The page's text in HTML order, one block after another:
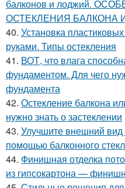
балконов и лоджий.
ОСТЕКЛЕНИЯ БАЛКОНА
40. Установка
руками. Типы остекления
41. ВОТ, что влага
фундаментом. Для чего
фундамента
42. Остекление балкона
нужно знать о застеклении
43. Улучшите внешний
помощью балконного
44. Финишная отделка
из гипсокартона —